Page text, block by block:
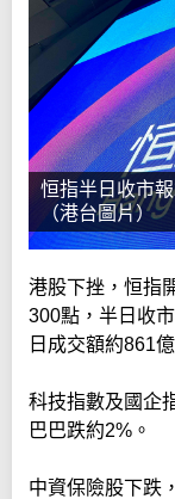
恒指半日收市
（港台圖片）
港股下挫，恒指
300點，半日收
日成交額約861億
科技指數及國企
巴巴跌約2%。
中資保險股下跌